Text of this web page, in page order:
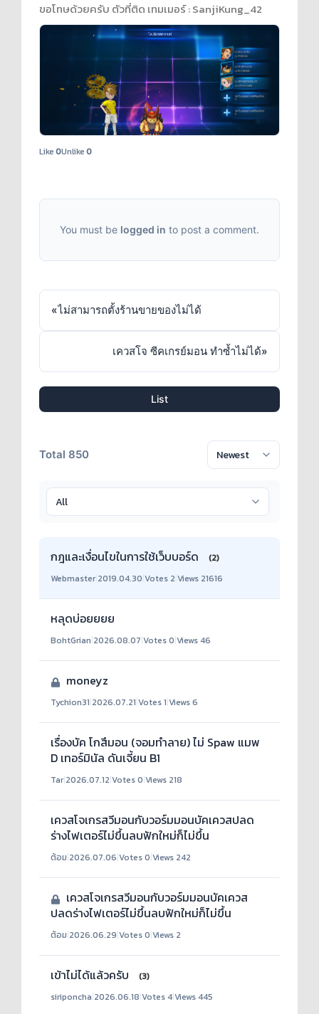
ขอโทษด้วยครับ ตัวที่ติด เทมเมอร์ : SanjiKung_42
Like0Unlike0
You must be logged in to post a comment.
«ไม่สามารถตั้งร้านขายของไม่ได้
เควสโจ ซีคเกรย์มอน ทำซ้ำไม่ได้»
List
Total 850
กฎและเงื่อนไขในการใช้เว็บบอร์ด
(2)
Webmaster 2019.04.30 Votes 2 Views 21616
หลุดบ่อยยยย
BohtGrian 2026.08.07 Votes 0 Views 46
moneyz
Tychion31 2026.07.21 Votes 1 Views 6
เรื่องบัค โกสึมอน (จอมทำลาย) ไม่ Spaw แมพ
D เทอร์มินัล ดันเจี้ยน B1
Tar 2026.07.12 Votes 0 Views 218
เควสโจเกรสวีมอนกับวอร์มมอนบัคเควสปลด
ร่างไฟเตอร์ไม่ขึ้นลบฟักใหม่ก็ไม่ขึ้น
ต้อม 2026.07.06 Votes 0 Views 242
เควสโจเกรสวีมอนกับวอร์มมอนบัคเควส
ปลดร่างไฟเตอร์ไม่ขึ้นลบฟักใหม่ก็ไม่ขึ้น
ต้อม 2026.06.29 Votes 0 Views 2
เข้าไม่ได้แล้วครับ
(3)
siriponcha 2026.06.18 Votes 4Views 445